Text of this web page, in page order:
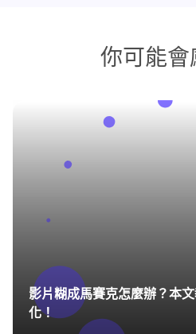
你可能
影片糊成馬賽克怎麼辦？本
化！